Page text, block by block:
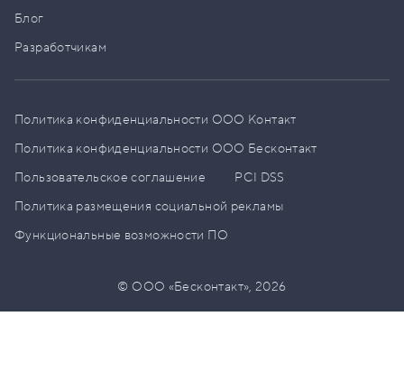
Блог
Разработчикам
Политика конфиденциальности ООО Контакт
Политика конфиденциальности ООО Бесконтакт
Пользовательское соглашение
PCI DSS
Политика размещения социальной рекламы
Функциональные возможности ПО
© ООО «Бесконтакт»,2026